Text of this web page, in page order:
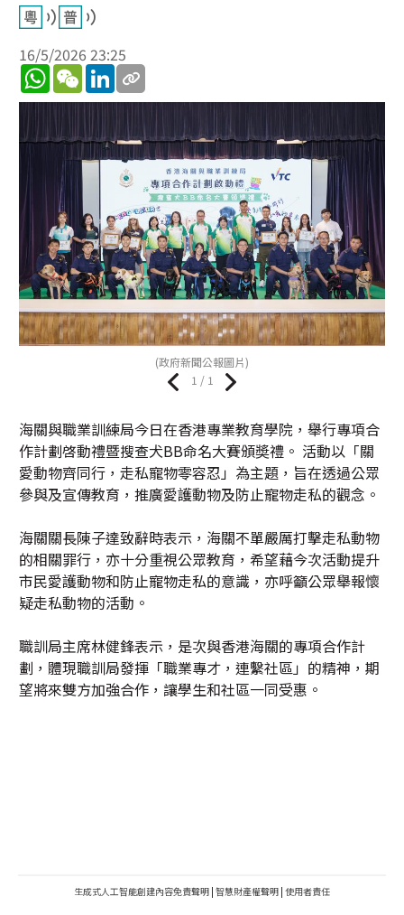
16/5/2026 23:25
WhatsApp
WeChatLinkedIn
(政府新聞公報圖片)
1 / 1
海關與職業訓練局今日在香港專業教育學院，舉行專項合
作計劃啓動禮暨搜查犬BB命名大賽頒奬禮。 活動以「關
愛動物齊同行，走私寵物零容忍」為主題，旨在透過公眾
參與及宣傳教育，推廣愛護動物及防止寵物走私的觀念。
海關關長陳子達致辭時表示，海關不單嚴厲打擊走私動物
的相關罪行，亦十分重視公眾教育，希望藉今次活動提升
市民愛護動物和防止寵物走私的意識，亦呼籲公眾舉報懷
疑走私動物的活動。
職訓局主席林健鋒表示，是次與香港海關的專項合作計
劃，體現職訓局發揮「職業專才，連繫社區」的精神，期
望將來雙方加強合作，讓學生和社區一同受惠。
生成式人工智能創建內容免責聲明 | 智慧財產權聲明 | 使用者責任